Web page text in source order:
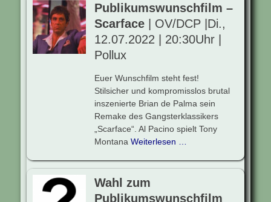
Publikumswunschfilm –
Scarface | OV/DCP |Di.,
12.07.2022 | 20:30Uhr |
Pollux
Euer Wunschfilm steht fest!
Stilsicher und kompromisslos brutal
inszenierte Brian de Palma sein
Remake des Gangsterklassikers
„Scarface“. Al Pacino spielt Tony
Montana Weiterlesen …
Wahl zum
Publikumswunschfilm